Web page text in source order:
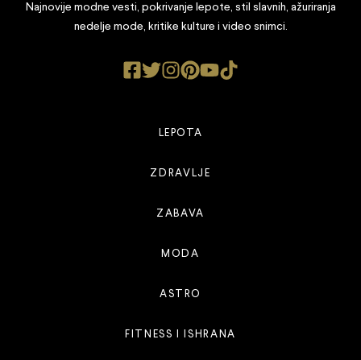
Najnovije modne vesti, pokrivanje lepote, stil slavnih, ažuriranja
nedelje mode, kritike kulture i video snimci.
LEPOTA
ZDRAVLJE
ZABAVA
MODA
ASTRO
FITNESS I ISHRANA